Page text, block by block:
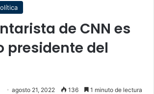
de CNN es
presidente del
agosto 21, 2022 136 1 minuto de lectura